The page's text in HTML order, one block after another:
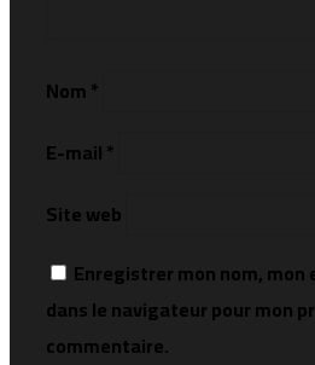
Nom*
E-mail*
Site web
Enregistrer mon nom,
dans le navigateur pour mon
commentaire.